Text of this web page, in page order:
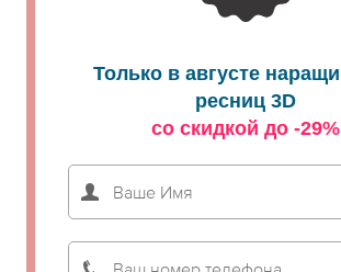
Только в августе
ресниц 3D
со скидкой до -29%